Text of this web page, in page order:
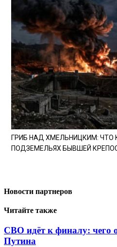
ГРИБ НАД ХМЕЛЬНИЦКИМ: ЧТО
ПОДЗЕМЕЛЬЯХ БЫВШЕЙ
Новости партнеров
Читайте также
СВО идёт к финалу: чего
Путина